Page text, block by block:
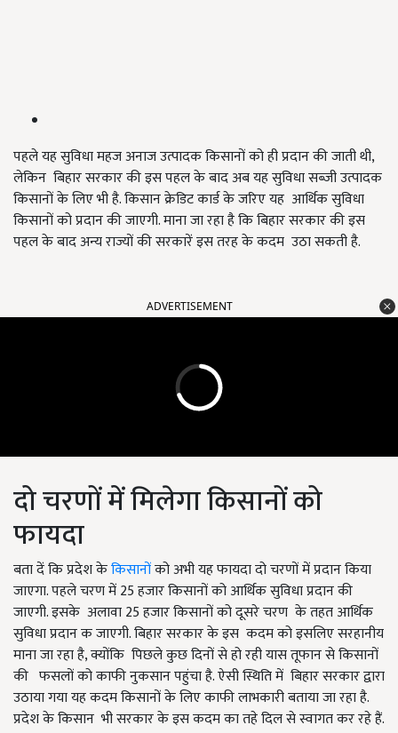
पहले यह सुविधा महज अनाज उत्पादक किसानों को ही प्रदान की जाती थी,
लेकिन बिहार सरकार की इस पहल के बाद अब यह सुविधा सब्जी उत्पादक
किसानों के लिए भी है. किसान क्रेडिट कार्ड के जरिए यह आर्थिक सुविधा
किसानों को प्रदान की जाएगी. माना जा रहा है कि बिहार सरकार की इस
पहल के बाद अन्य राज्यों की सरकारें इस तरह के कदम उठा सकती है.
ADVERTISEMENT
दो चरणों में मिलेगा किसानों को
फायदा
बता दें कि प्रदेश केकिसानोंको अभी यह फायदा दो चरणों में प्रदान किया
जाएगा. पहले चरण में 25 हजार किसानों को आर्थिक सुविधा प्रदान की
जाएगी. इसके अलावा 25 हजार किसानों को दूसरे चरण के तहत आर्थिक
सुविधा प्रदान क जाएगी. बिहार सरकार के इस कदम को इसलिए सरहानीय
माना जा रहा है, क्योंकि पिछले कुछ दिनों से हो रही यास तूफान से किसानों
की फसलों को काफी नुकसान पहुंचा है. ऐसी स्थिति में बिहार सरकार द्वारा
उठाया गया यह कदम किसानों के लिए काफी लाभकारी बताया जा रहा है.
प्रदेश के किसान भी सरकार के इस कदम का तहे दिल से स्वागत कर रहे हैं.